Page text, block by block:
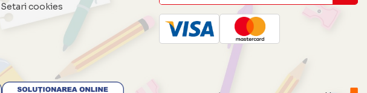
Setari cookies